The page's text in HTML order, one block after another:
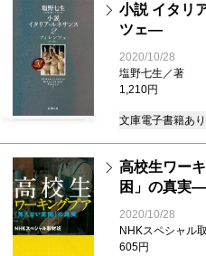
小説 イタリ
ツェ―
2020/10/28
塩野七生／著
1,210円
文庫電子書籍あり
高校生ワー
困」の真実―
2020/10/28
NHKスペシャル
605円